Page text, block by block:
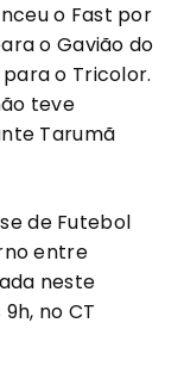
o Fast por
o Gavião do
o Tricolor.
teve
Tarumã
de Futebol
entre
neste
no CT